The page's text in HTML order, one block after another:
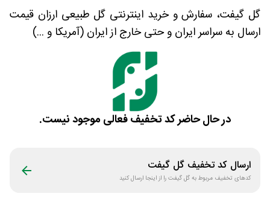
گل گیفت، سفارش و خرید اینترنتی گل طبیعی ارزان قیمت
ارسال به سراسر ایران و حتی خارج از ایران (آمریکا و ...)
در حال حاضر کد تخفیف فعالی موجود نیست.
ارسال کد تخفیف گل گیفت
کدهای تخفیف مربوط بهگل گیفترا از اینجا ارسال کنید